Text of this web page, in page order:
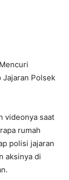
Jajaran Polsek
videonya saat
rumah
polisi jajaran
aksinya di